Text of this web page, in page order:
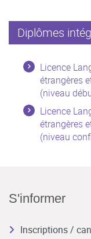
Diplômes
Licence
étrangères
(niveau
Licence
étrangères
(niveau
S'informer
Inscriptions /